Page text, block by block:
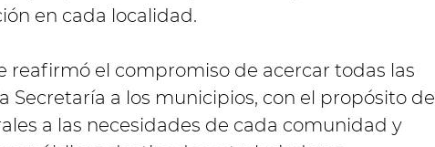
en cada localidad.
reafirmó el compromiso de acercar todas las
Secretaría a los municipios, con el propósito de
a las necesidades de cada comunidad y